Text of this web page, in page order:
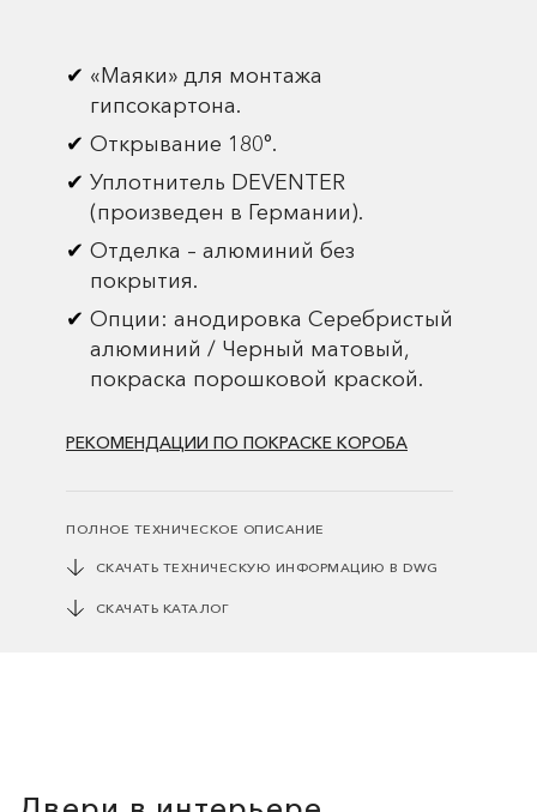
«Маяки» для монтажа
гипсокартона.
Открывание 180°.
Уплотнитель DEVENTER
(произведен в Германии).
Отделка – алюминий без
покрытия.
Опции: анодировка Серебристый
алюминий / Черный матовый,
покраска порошковой краской.
РЕКОМЕНДАЦИИ ПО ПОКРАСКЕ КОРОБА
ПОЛНОЕ ТЕХНИЧЕСКОЕ ОПИСАНИЕ
СКАЧАТЬ ТЕХНИЧЕСКУЮ ИНФОРМАЦИЮ В DWG
СКАЧАТЬ КАТАЛОГ